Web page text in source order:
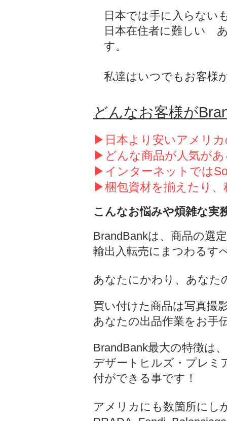
日本では手に入らな
日本在住者に難しい
す。
私達はいつでもお客様
どんなお客様が
▶日本より安いアメリ
▶どんな商品が人気が
▶インターネットでは
▶梱包資材を揃えたり、
こんなお悩みや煩雑な実
BrandBankは、商品の選
輸出入転売にまつわるす
あなたにかわり、あなた
買い付けた商品は写真撮
あなたの出品作業をお手
BrandBank最大の特徴は、
デザートヒルズ・プレミ
付ができる事です！
アメリカにも数箇所にし